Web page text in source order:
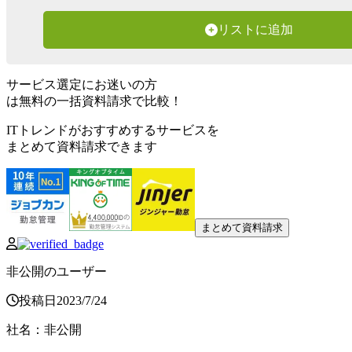
リストに追加
サービス選定にお迷いの方
は無料の一括資料請求で比較！
ITトレンドがおすすめするサービスを
まとめて資料請求できます
まとめて資料請求
非公開のユーザー
投稿日 2023/7/24
社名 ： 非公開